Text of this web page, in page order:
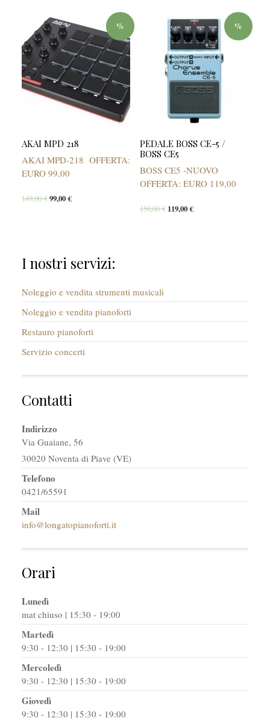
%
AKAI MPD 218
AKAI MPD-218 OFFERTA:
EURO 99,00
149,00€99,00€
%
PEDALE BOSS CE-5 /
BOSS CE5
BOSS CE5 -NUOVO
OFFERTA: EURO 119,00
150,00€ 119,00€
I nostri servizi:
Noleggio e vendita strumenti musicali
Noleggio e vendita pianoforti
Restauro pianoforti
Servizio concerti
Contatti
Indirizzo
Via Guaiane, 56
30020 Noventa di Piave (VE)
Telefono
0421/65591
Mail
info@longatopianoforti.it
Orari
Lunedì
mat chiuso | 15:30 - 19:00
Martedì
9:30 - 12:30 | 15:30 - 19:00
Mercoledì
9:30 - 12:30 | 15:30 - 19:00
Giovedì
9:30 - 12:30 | 15:30 - 19:00